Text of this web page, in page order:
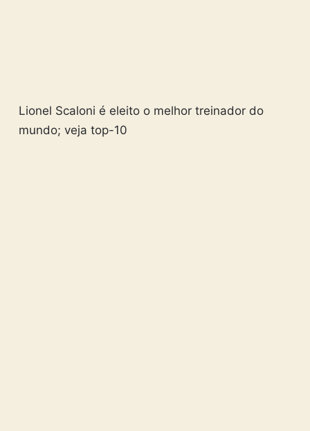
Lionel Scaloni é eleito o melhor treinador do
mundo; veja top-10